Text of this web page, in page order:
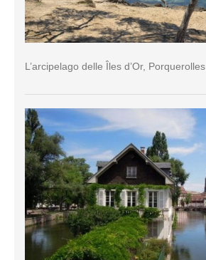
L’arcipelago delle Îles d’Or, Porquerolles